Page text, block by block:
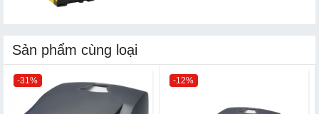
Sản phẩm cùng loại
-31% -12%